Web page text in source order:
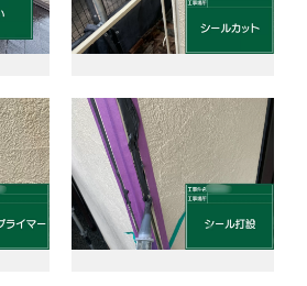
会社情報
お知らせ
お問い合わせ